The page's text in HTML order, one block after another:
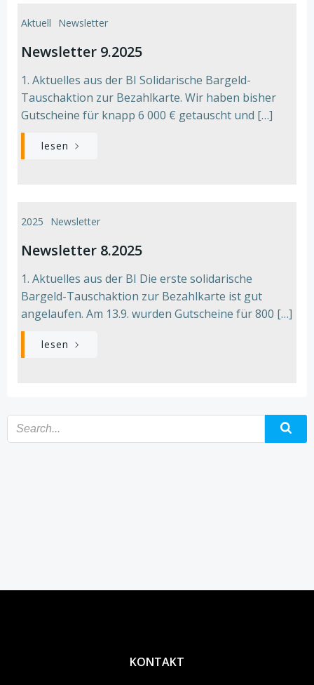
Aktuell Newsletter
Newsletter 9.2025
1. Aktuelles aus der BI Solidarische Bargeld-
Tauschaktion zur Bezahlkarte. Wir haben bisher
Gutscheine für knapp 6 000 € getauscht und […]
lesen
2025 Newsletter
Newsletter 8.2025
1. Aktuelles aus der BI Die erste solidarische
Bargeld-Tauschaktion zur Bezahlkarte ist gut
angelaufen. Am 13.9. wurden Gutscheine für 800 […]
lesen
KONTAKT